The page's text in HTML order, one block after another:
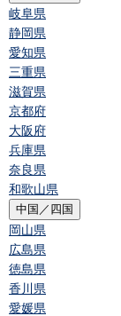
岐阜県
静岡県
愛知県
三重県
滋賀県
京都府
大阪府
兵庫県
奈良県
和歌山県
中国／四国
岡山県
広島県
徳島県
香川県
愛媛県